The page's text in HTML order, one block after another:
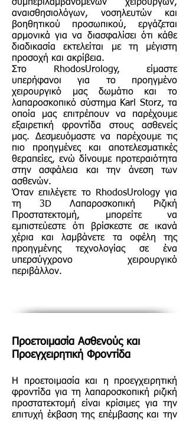
συμπεριλαμβανομένων χειρουργών,
αναισθησιολόγων, νοσηλευτών και
βοηθητικού προσωπικού, εργάζεται
αρμονικά για να διασφαλίσει ότι κάθε
διαδικασία εκτελείται με τη μέγιστη
προσοχή και ακρίβεια.
Στο RhodosUrology, είμαστε
υπερήφανοι για το προηγμένο
χειρουργικό μας δωμάτιο και το
λαπαροσκοπικό σύστημα Karl Storz, τα
οποία μας επιτρέπουν να παρέχουμε
εξαιρετική φροντίδα στους ασθενείς
μας. Δεσμευόμαστε να παρέχουμε τις
πιο προηγμένες και αποτελεσματικές
θεραπείες, ενώ δίνουμε προτεραιότητα
στην ασφάλεια και την άνεση των
ασθενών.
Όταν επιλέγετε το RhodosUrology για
τη 3D Λαπαροσκοπική Ριζική
Προστατεκτομή, μπορείτε να
εμπιστεύεστε ότι βρίσκεστε σε ικανά
χέρια και λαμβάνετε τα οφέλη της
προηγμένης τεχνολογίας σε ένα
υπερσύγχρονο χειρουργικό
περιβάλλον.
Προετοιμασία Ασθενούς και
Προεγχειρητική Φροντίδα
Η προετοιμασία και η προεγχειρητική
φροντίδα για τη λαπαροσκοπική ριζική
προστατεκτομή είναι κρίσιμες για την
επιτυχή έκβαση της επέμβασης και την